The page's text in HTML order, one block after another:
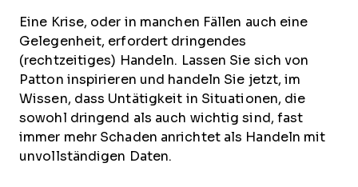
Eine Krise, oder in manchen Fällen auch eine
Gelegenheit, erfordert dringendes
(rechtzeitiges) Handeln. Lassen Sie sich von
Patton inspirieren und handeln Sie jetzt, im
Wissen, dass Untätigkeit in Situationen, die
sowohl dringend als auch wichtig sind, fast
immer mehr Schaden anrichtet als Handeln mit
unvollständigen Daten.